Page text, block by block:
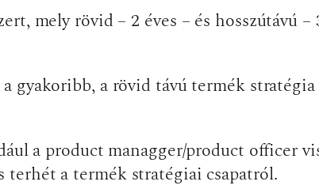
mely rövid – 2 éves – és hosszútávú –
gyakoribb, a rövid távú termék
a product managger/product officer
a termék stratégiai csapatról.